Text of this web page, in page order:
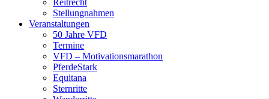
Reitrecht
Stellungnahmen
Veranstaltungen
50 Jahre VFD
Termine
VFD – Motivationsmarathon
PferdeStark
Equitana
Sternritte